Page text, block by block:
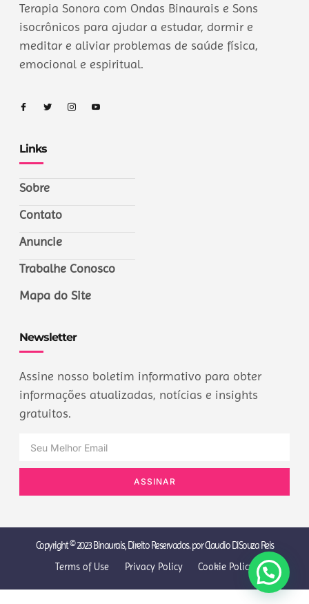
Terapia Sonora com Ondas Binaurais e Sons
isocrônicos para ajudar a estudar, dormir e
meditar e aliviar problemas de saúde física,
emocional e espiritual.
Links
Sobre
Contato
Anuncie
Trabalhe Conosco
Mapa do Site
Newsletter
Assine nosso boletim informativo para obter
informações atualizadas, notícias e insights
gratuitos.
ASSINAR
Copyright © 2023 Binaurais, Direito Reservados. por Claudio DiSouza Reis
Terms of Use
Privacy Policy Cookie Policy